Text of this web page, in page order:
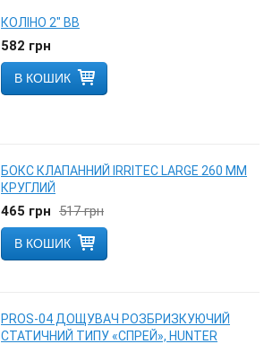
КОЛІНО 2" ВВ
582 грн
В КОШИК
БОКС КЛАПАННИЙ IRRITEC LARGE 260 ММ
КРУГЛИЙ
465 грн 517 грн
В КОШИК
PROS-04 ДОЩУВАЧ РОЗБРИЗКУЮЧИЙ
СТАТИЧНИЙ ТИПУ «СПРЕЙ», HUNTER